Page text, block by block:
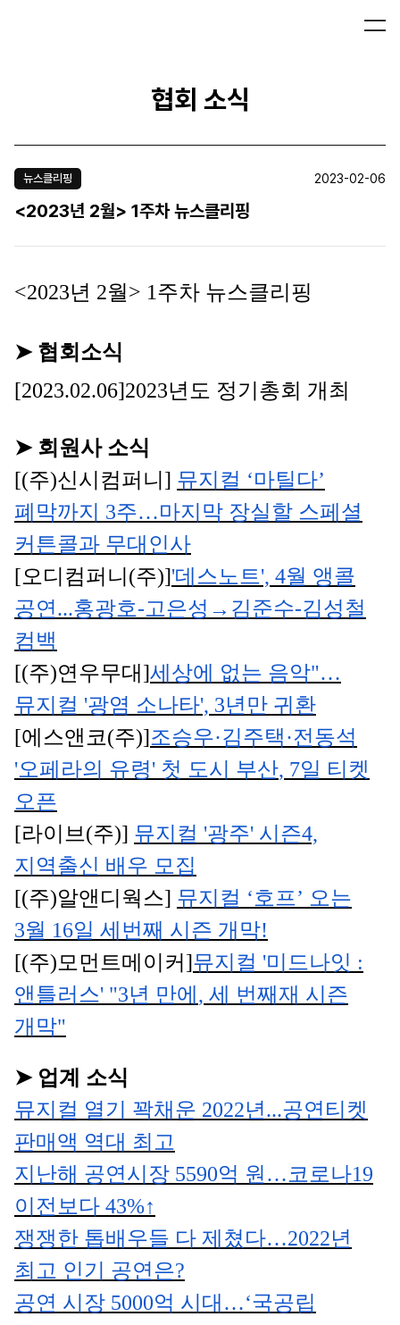
협회 소식
뉴스클리핑 2023-02-06
<2023년 2월> 1주차 뉴스클리핑
<2023년 2월> 1주차 뉴스클리핑
➤ 협회소식
[2023.02.06]2023년도 정기총회 개최
➤ 회원사 소식
[(주)신시컴퍼니 ] 뮤지컬 ‘마틸다’
폐막까지 3주…마지막 장실할 스페셜
커튼콜과 무대인사
[오디컴퍼니 (주)]'데스노트', 4월 앵콜
공연...홍광호-고은성 → 김준수-김성철
컴백
[(주)연우무대 ]세상에 없는 음악"…
뮤지컬 '광염 소나타', 3년만 귀환
[에스앤코(주)]조승우·김주택·전동석
'오페라의 유령' 첫 도시 부산, 7일 티켓
오픈
[라이브(주)] 뮤지컬 '광주' 시즌4,
지역출신 배우 모집
[(주)알앤디웍스] 뮤지컬 ‘호프’ 오는
3월 16일 세번째 시즌 개막!
[(주)모먼트메이커 ]뮤지컬 '미드나잇 :
앤틀러스' "3년 만에 , 세 번째재 시즌
개막"
➤ 업계 소식
뮤지컬 열기 꽉채운 2022년...공연티켓
판매액 역대 최고
지난해 공연시장 5590억 원 …코로나19
이전보다 43%↑
쟁쟁한 톱배우들 다 제쳤다…2022년
최고 인기 공연은?
공연 시장 5000억 시대 …‘국공립